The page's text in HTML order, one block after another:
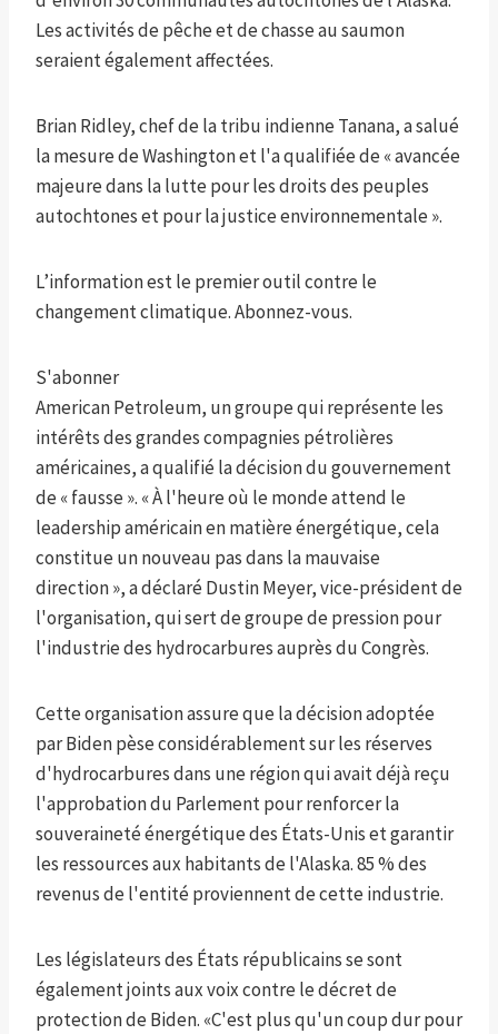
Les activités de pêche et de chasse au saumon
seraient également affectées.
Brian Ridley, chef de la tribu indienne Tanana, a salué
la mesure de Washington et l'a qualifiée de « avancée
majeure dans la lutte pour les droits des peuples
autochtones et pour la justice environnementale ».
L’information est le premier outil contre le
changement climatique. Abonnez-vous.
S'abonner
American Petroleum, un groupe qui représente les
intérêts des grandes compagnies pétrolières
américaines, a qualifié la décision du gouvernement
de « fausse ». « À l'heure où le monde attend le
leadership américain en matière énergétique, cela
constitue un nouveau pas dans la mauvaise
direction », a déclaré Dustin Meyer, vice-président de
l'organisation, qui sert de groupe de pression pour
l'industrie des hydrocarbures auprès du Congrès.
Cette organisation assure que la décision adoptée
par Biden pèse considérablement sur les réserves
d'hydrocarbures dans une région qui avait déjà reçu
l'approbation du Parlement pour renforcer la
souveraineté énergétique des États-Unis et garantir
les ressources aux habitants de l'Alaska. 85 % des
revenus de l'entité proviennent de cette industrie.
Les législateurs des États républicains se sont
également joints aux voix contre le décret de
protection de Biden. «C'est plus qu'un coup dur pour